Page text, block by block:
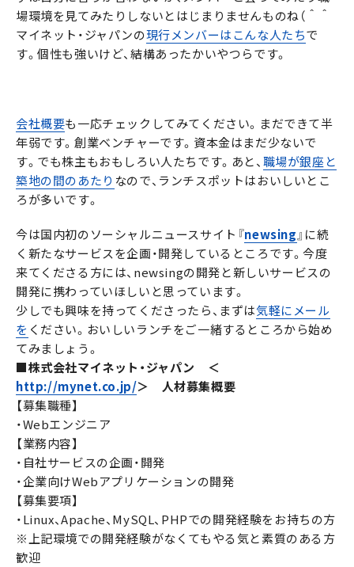
場環境を見てみたりしないとはじまりませんものね（＾＾
マイネット・ジャパンの現行メンバーはこんな人たちで
す。個性も強いけど、結構あったかいやつらです。
会社概要も一応チェックしてみてください。まだできて半
年弱です。創業ベンチャーです。資本金はまだ少ないで
す。でも株主もおもしろい人たちです。あと、職場が銀座と
築地の間のあたり なので、ランチスポットはおいしいとこ
ろが多いです。
今は国内初のソーシャルニュースサイト『newsing』に続
く新たなサービスを企画・開発しているところです。今度
来てくださる方には、newsingの開発と新しいサービスの
開発に携わっていほしいと思っています。
少しでも興味を持ってくださったら、まずは気軽にメール
を ください。おいしいランチをご一緒するところから始め
てみましょう。
■株式会社マイネット・ジャパン ＜
http://mynet.co.jp/＞ 人材募集概要
【募集職種】
・Webエンジニア
【業務内容】
・自社サービスの企画・開発
・企業向けWebアプリケーションの開発
【募集要項】
・Linux、Apache、MySQL、PHPでの開発経験をお持ちの方
※上記環境での開発経験がなくてもやる気と素質のある方
歓迎